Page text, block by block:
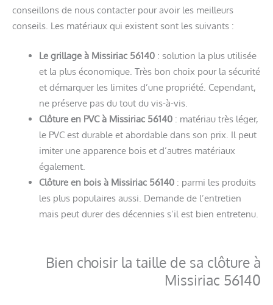
conseillons de nous contacter pour avoir les meilleurs
conseils. Les matériaux qui existent sont les suivants :
Le grillage à Missiriac 56140 : solution la plus utilisée
et la plus économique. Très bon choix pour la sécurité
et démarquer les limites d’une propriété. Cependant,
ne préserve pas du tout du vis-à-vis.
Clôture en PVC à Missiriac 56140 : matériau très léger,
le PVC est durable et abordable dans son prix. Il peut
imiter une apparence bois et d’autres matériaux
également.
Clôture en bois à Missiriac 56140 : parmi les produits
les plus populaires aussi. Demande de l’entretien
mais peut durer des décennies s’il est bien entretenu.
Bien choisir la taille de sa clôture à
Missiriac 56140